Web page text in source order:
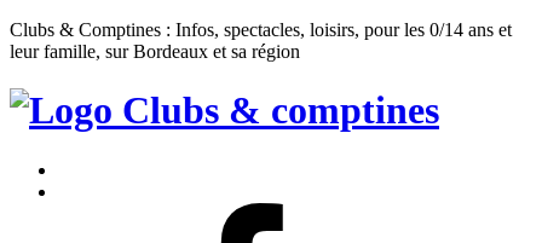
Clubs & Comptines : Infos, spectacles, loisirs, pour les 0/14 ans et
leur famille, sur Bordeaux et sa région
Clubs
Comptines